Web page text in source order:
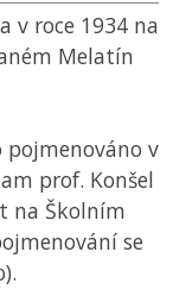
v roce 1934 na
Melatín
pojmenováno v
prof. Konšel
na Školním
se